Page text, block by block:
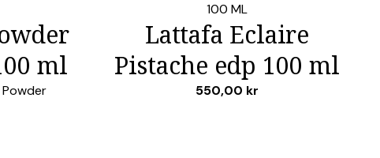
ml
Powder
100 ML
Lattafa Eclaire
Pistache edp 100 ml
550,00 kr